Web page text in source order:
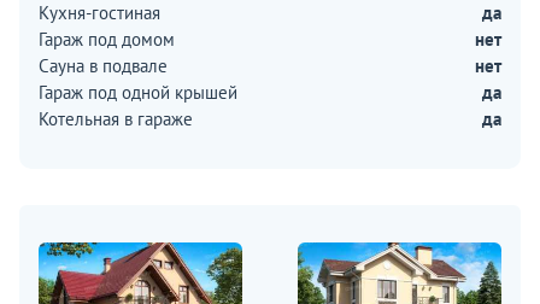
Кухня-гостиная
да
Гараж под домом
нет
Сауна в подвале
нет
Гараж под одной крышей
да
Котельная в гараже
да